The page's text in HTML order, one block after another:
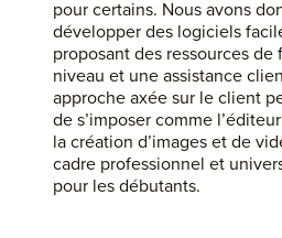
pour certains. Nous avons
développer des logiciels
proposant des ressources de
niveau et une assistance
approche axée sur le client
de s’imposer comme
la création d’images et de
cadre professionnel et
pour les débutants.